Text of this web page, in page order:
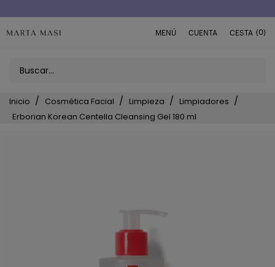
MENÚ CUENTA CESTA (0)
Inicio Cosmética Facial Limpieza
Limpiadores
Erborian Korean Centella Cleansing Gel 180 ml